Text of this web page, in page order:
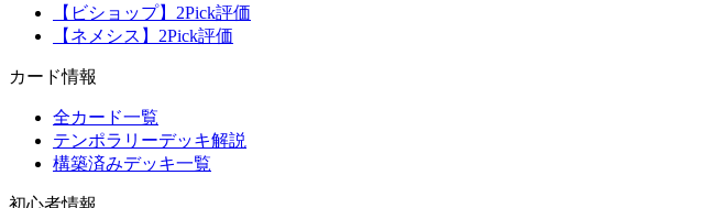
【ビショップ】2Pick評価
【ネメシス】2Pick評価
カード情報
全カード一覧
テンポラリーデッキ解説
構築済みデッキ一覧
初心者情報